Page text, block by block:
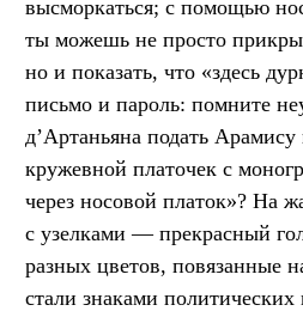
высморкаться; с помощью
ты можешь не просто
но и показать, что «здесь
письмо и пароль: помните
д’Артаньяна подать
кружевной платочек с
через носовой платок»? На
с узелками — прекрасный
разных цветов, повязанные
стали знаками